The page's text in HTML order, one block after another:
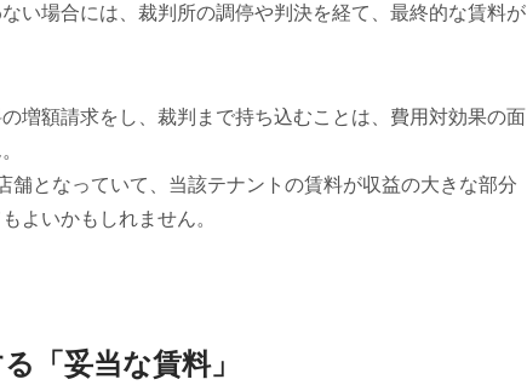
い場合には、裁判所の調停や判決を経て、最終的な賃料が
増額請求をし、裁判まで持ち込むことは、費用対効果の面
舗となっていて、当該テナントの賃料が収益の大きな部分
よいかもしれません。
「妥当な賃料」